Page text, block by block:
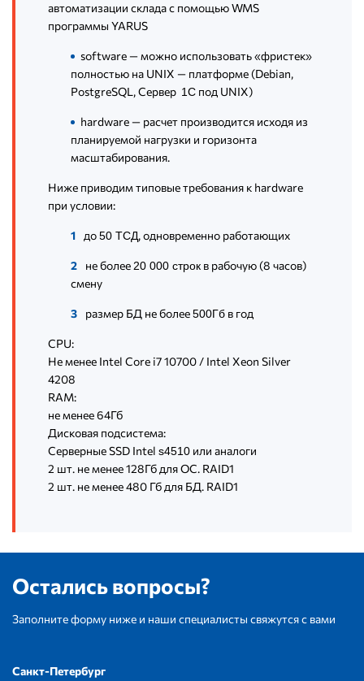
автоматизации склада с помощью WMS
программы YARUS
software — можно использовать «фристек»
полностью на UNIX — платформе (Debian,
PostgreSQL, Сервер 1С под UNIX)
hardware — расчет производится исходя из
планируемой нагрузки и горизонта
масштабирования.
Ниже приводим типовые требования к hardware
при условии:
до50 ТСД, одновременно работающих
не более 20 000 строк в рабочую (8 часов)
смену
размер БД не более500Гб в год
CPU:
Не менее Intel Core i7 10700 / Intel Xeon Silver
4208
RAM:
не менее 64Гб
Дисковая подсистема:
Серверные SSD Intel s4510 или аналоги
2 шт. не менее 128Гб для ОС. RAID1
2 шт. не менее 480 Гб для БД. RAID1
Остались вопросы?
Заполните форму ниже и наши специалисты свяжутся с вами
Санкт-Петербург